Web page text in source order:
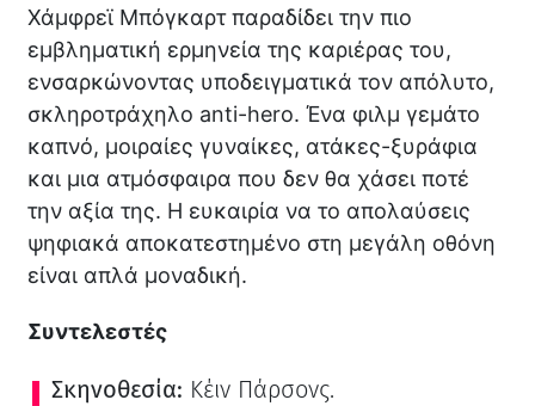
Χάμφρεϊ Μπόγκαρτ παραδίδει την πιο
εμβληματική ερμηνεία της καριέρας του,
ενσαρκώνοντας υποδειγματικά τον απόλυτο,
σκληροτράχηλο anti-hero. Ένα φιλμ γεμάτο
καπνό, μοιραίες γυναίκες, ατάκες-ξυράφια
και μια ατμόσφαιρα που δεν θα χάσει ποτέ
την αξία της. Η ευκαιρία να το απολαύσεις
ψηφιακά αποκατεστημένο στη μεγάλη οθόνη
είναι απλά μοναδική.
Συντελεστές
Σκηνοθεσία: Κέιν Πάρσονς.